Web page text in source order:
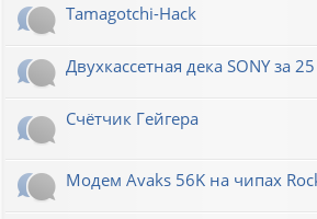
Tamagotchi-Hack
Двухкассетная дека SONY за
Счётчик Гейгера
Модем Avaks 56K на чипах